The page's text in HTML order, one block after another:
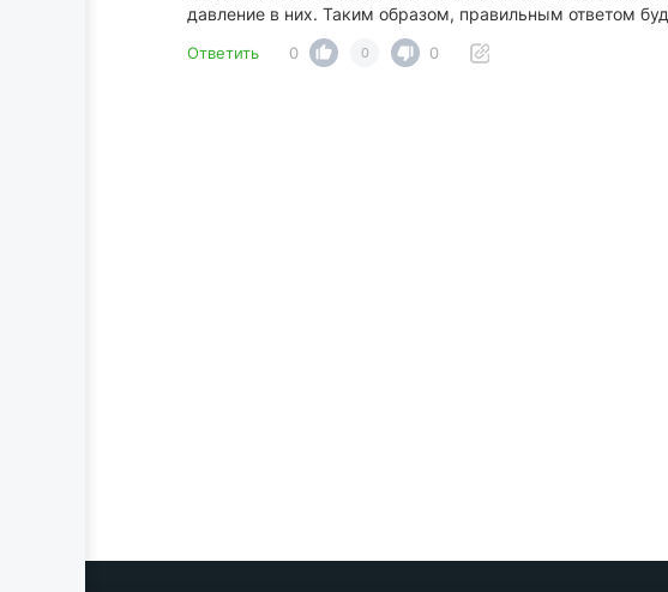
давление в них. Таким образом, правильным ответом
Ответить 0 0 0